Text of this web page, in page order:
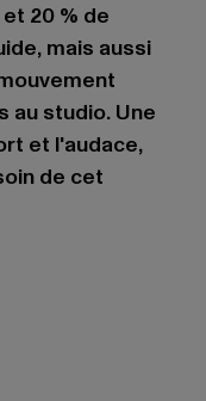
20 % de
mais aussi
au studio. Une
et l'audace,
de cet